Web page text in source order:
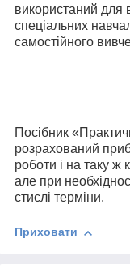
використаний для
спеціальних
самостійного
Посібник
розрахований
роботи і на таку ж
але при
стислі терміни.
Приховати